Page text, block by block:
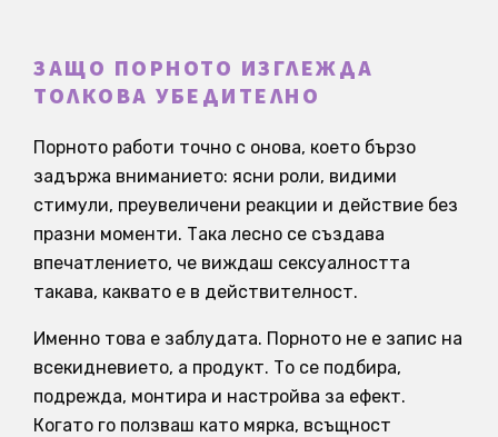
ЗАЩО ПОРНОТО ИЗГЛЕЖДА
ТОЛКОВА УБЕДИТЕЛНО
Порното работи точно с онова, което бързо
задържа вниманието: ясни роли, видими
стимули, преувеличени реакции и действие без
празни моменти. Така лесно се създава
впечатлението, че виждаш сексуалността
такава, каквато е в действителност.
Именно това е заблудата. Порното не е запис на
всекидневието, а продукт. То се подбира,
подрежда, монтира и настройва за ефект.
Когато го ползваш като мярка, всъщност